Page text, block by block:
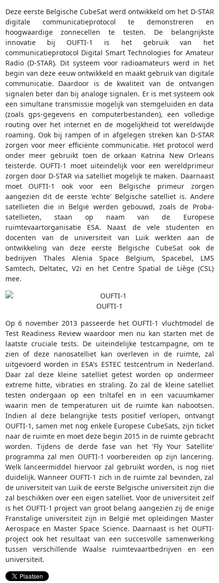
Deze eerste Belgische CubeSat werd ontwikkeld om het D-STAR
digitale communicatieprotocol te demonstreren en
hoogwaardige zonnecellen te testen. De belangrijkste
innovatie bij OUFTI-1 is het gebruik van het
communicatieprotocol Digital Smart Technologies for Amateur
Radio (D-STAR). Dit systeem voor radioamateurs werd in het
begin van deze eeuw ontwikkeld en maakt gebruik van digitale
communicatie. Daardoor is de kwaliteit van de ontvangen
signalen beter dan bij analoge signalen. Er is met systeem ook
een simultane transmissie mogelijk van stemgeluiden en data
(zoals gps-gegevens en computerbestanden), een volledige
routing over het internet en de mogelijkheid tot wereldwijde
roaming. Ook bij rampen of in afgelegen streken kan D-STAR
zorgen voor meer efficiënte communicatie. Het protocol werd
onder meer gebruikt toen de orkaan Katrina New Orleans
teisterde. OUFTI-1 moet uiteindelijk voor een wereldprimeur
zorgen door D-STAR via satelliet mogelijk te maken. Daarnaast
moet OUFTI-1 ook voor een Belgische primeur zorgen
aangezien dit de eerste 'echte' Belgische satelliet is. Andere
satellieten die in België werden gebouwd, zoals de Proba-
satellieten, staan op naam van de Europese
ruimtevaartorganisatie ESA. Naast de vele studenten en
docenten van de universiteit van Luik werkten aan de
ontwikkeling van deze eerste Belgische CubeSat ook de
bedrijven Thales Alenia Space Belgium, Spacebel, LMS
Samtech, Deltatec, V2i en het Centre Spatial de Liège (CSL)
mee.
OUFTI-1
Op 6 november 2013 passeerde het OUFTI-1 vluchtmodel de
Test Readiness Review waardoor men nu kan starten met de
laatste cruciale tests. De uiteindelijke testcampagne, om te
zien of deze nanosatelliet kan overleven in de ruimte, zal
uitgevoerd worden in ESA's ESTEC testcentrum in Nederland.
Daar zal deze kleine satelliet getest worden op ondermeer
extreme hitte, vibraties en straling. Zo zal de kleine satelliet
testen ondergaan op een triltafel en in een vacuumkamer
waarin men de temperaturen uit de ruimte kan nabootsen.
Indien al deze belangrijke tests positief verlopen, ontvangt
OUFTI-1, samen met nog enkele Europese CubeSats, zijn ticket
naar de ruimte en moet deze begin 2015 in de ruimte gebracht
worden. Tijdens de derde fase van het 'Fly Your Satellite'
programma zal men OUFTI-1 voorbereiden op zijn lancering.
Welk lanceermiddel hiervoor zal gebruikt worden, is nog niet
duidelijk. Wanneer OUFTI-1 zich in de ruimte zal bevinden, zal
de universiteit van Luik de eerste Belgische universiteit zijn die
zal beschikken over een eigen satelliet. Voor de universiteit zelf
is het OUFTI-1 project van groot belang aangezien zij de enige
Franstalige universiteit zijn in België met opleidingen Master
Aerospace en Master Space Science. Daarnaast is het OUFTI-
project ook het resultaat van een succesvolle samenwerking
tussen verschillende Waalse ruimtevaartbedrijven en een
universiteit.